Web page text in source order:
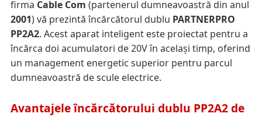
firma Cable Com (partenerul dumneavoastră din anul
2001) vă prezintă încărcătorul dublu PARTNERPRO
PP2A2. Acest aparat inteligent este proiectat pentru a
încărca doi acumulatori de 20V în același timp, oferind
un management energetic superior pentru parcul
dumneavoastră de scule electrice.
Avantajele încărcătorului dublu PP2A2 de